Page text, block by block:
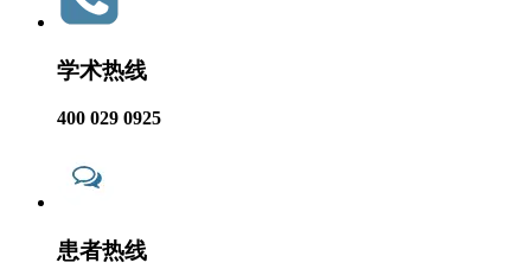
学术热线
400 029 0925
患者热线